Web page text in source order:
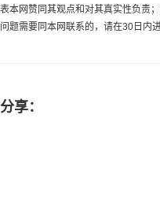
表本网赞同其观点和对其真实性负责
问题需要同本网联系的，请在30日内进
分享：